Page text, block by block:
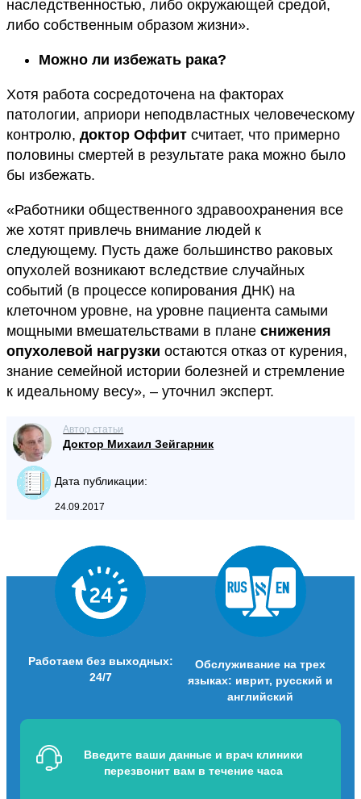
наследственностью, либо окружающей средой,
либо собственным образом жизни».
Можно ли избежать рака?
Хотя работа сосредоточена на факторах
патологии, априори неподвластных человеческому
контролю, доктор Оффит считает, что примерно
половины смертей в результате рака можно было
бы избежать.
«Работники общественного здравоохранения все
же хотят привлечь внимание людей к
следующему. Пусть даже большинство раковых
опухолей возникают вследствие случайных
событий (в процессе копирования ДНК) на
клеточном уровне, на уровне пациента самыми
мощными вмешательствами в плане снижения
опухолевой нагрузки остаются отказ от курения,
знание семейной истории болезней и стремление
к идеальному весу», – уточнил эксперт.
Автор статьи
Доктор Михаил Зейгарник
Дата публикации:
24.09.2017
Работаем без выходных:
24/7
Обслуживание на трех
языках: иврит, русский и
английский
Введите ваши данные и врач клиники
перезвонит вам в течение часа